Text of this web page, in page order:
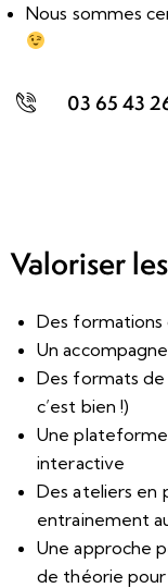
Nous sommes
03 65 43
Valoriser
Des
Un
Des formats
c’est bien !)
Une
interactive
Des ateliers en
entrainement
Une approche
de théorie